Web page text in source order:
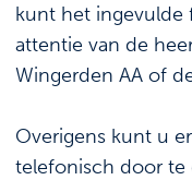
kunt het ingevulde
attentie van de
Wingerden AA of
Overigens kunt u
telefonisch door te